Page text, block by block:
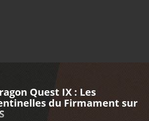
Quest IX : Les
du Firmament sur